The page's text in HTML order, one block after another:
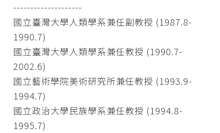
--------------------
國立臺灣大學人類學系兼任副教授 (1987.8-
1990.7)
國立臺灣大學人類學系兼任教授 (1990.7-
2002.6)
國立藝術學院美術研究所兼任教授 (1993.9-
1994.7)
國立政治大學民族學系兼任教授 (1994.8-
1995.7)